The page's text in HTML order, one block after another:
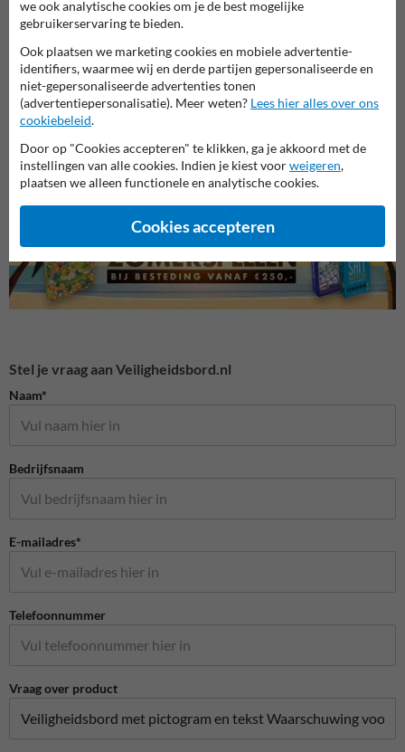
Waarschuwingsborden
Veiligheidsborden
Stel je vraag aan Veiligheidsbord.nl
Naam*
Bedrijfsnaam
E-mailadres*
Telefoonnummer
Vraag over product
we ook analytische cookies om je de best mogelijke
gebruikerservaring te bieden.
Ook plaatsen we marketing cookies en mobiele advertentie-
identifiers, waarmee wij en derde partijen gepersonaliseerde en
niet-gepersonaliseerde advertenties tonen
(advertentiepersonalisatie). Meer weten? Lees hier alles over ons
cookiebeleid.
Door op "Cookies accepteren" te klikken, ga je akkoord met de
instellingen van alle cookies. Indien je kiest voorweigeren,
plaatsen we alleen functionele en analytische cookies.
Cookies accepteren